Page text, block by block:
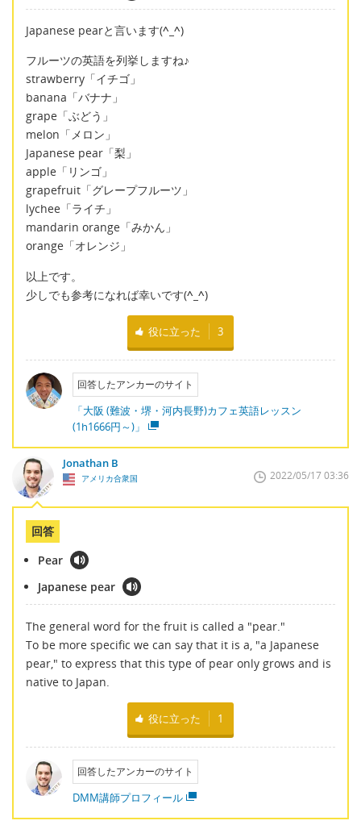
Japanese pearと言います(^_^)
フルーツの英語を列挙しますね♪
strawberry「イチゴ」
banana「バナナ」
grape「ぶどう」
melon「メロン」
Japanese pear「梨」
apple「リンゴ」
grapefruit「グレープフルーツ」
lychee「ライチ」
mandarin orange「みかん」
orange「オレンジ」
以上です。
少しでも参考になれば幸いです(^_^)
役に立った 3
回答したアンカーのサイト
「大阪 (難波・堺・河内長野)カフェ英語レッスン
(1h1666円～)」
Jonathan B
アメリカ合衆国 2022/05/17 03:36
回答
Pear
Japanese pear
The general word for the fruit is called a "pear."
To be more specific we can say that it is a, "a Japanese
pear," to express that this type of pear only grows and is
native to Japan.
役に立った 1
回答したアンカーのサイト
DMM講師プロフィール